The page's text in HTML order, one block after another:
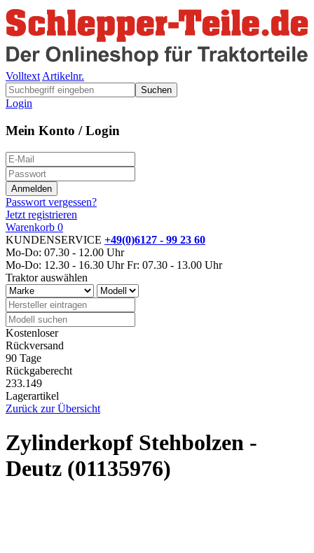
Volltext Artikelnr.
Suchen
Login
Mein Konto / Login
Passwort vergessen?
Jetzt registrieren
Warenkorb 0
KUNDENSERVICE +49(0)6127 - 99 23 60
Mo-Do: 07.30 - 12.00 Uhr
Mo-Do: 12.30 - 16.30 Uhr Fr: 07.30 - 13.00 Uhr
Traktor auswählen
Kostenloser
Rückversand
90 Tage
Rückgaberecht
233.149
Lagerartikel
Zurück zur Übersicht
Zylinderkopf Stehbolzen -
Deutz (01135976)